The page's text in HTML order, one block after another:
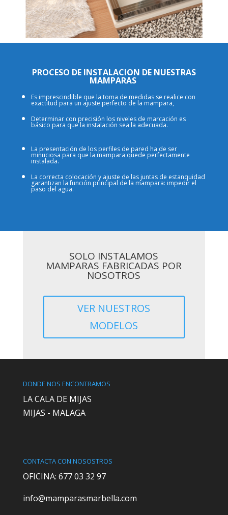
PROCESO DE INSTALACION DE NUESTRAS
MAMPARAS
Es imprescindible que la toma de medidas se realice con
exactitud para un ajuste perfecto de la mampara,
Determinar con precisión los niveles de marcación es
básico para que la instalación sea la adecuada.
La presentación de los perfiles de pared ha de ser
minuciosa para que la mampara quede perfectamente
instalada.
La correcta colocación y ajuste de las juntas de estanquidad
garantizan la función principal de la mampara: impedir el
paso del agua.
SOLO INSTALAMOS
MAMPARAS FABRICADAS POR
NOSOTROS
VER NUESTROS
MODELOS
DONDE NOS ENCONTRAMOS
LA CALA DE MIJAS
MIJAS - MALAGA
CONTACTA CON NOSOSTROS
OFICINA: 677 03 32 97
info@mamparasmarbella.com